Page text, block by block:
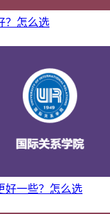
？怎么选
好一些？怎么选